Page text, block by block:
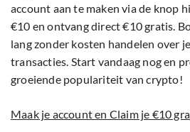
account aan te maken via de knop
€10 en ontvang direct €10 gratis.
lang zonder kosten handelen over
transacties. Start vandaag nog en
groeiende populariteit van crypto!
Maak je account en Claim je €10